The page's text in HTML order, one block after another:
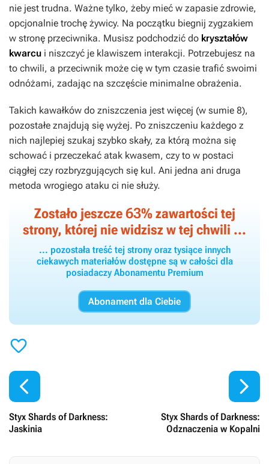
nie jest trudna. Ważne tylko, żeby mieć w zapasie zdrowie,
opcjonalnie trochę żywicy. Na początku biegnij zygzakiem
w stronę przeciwnika. Musisz podchodzić do kryształów
kwarcu i niszczyć je klawiszem interakcji. Potrzebujesz na
to chwili, a przeciwnik może cię w tym czasie trafić swoimi
odnóżami, zadając na szczęście minimalne obrażenia.
Takich kawałków do zniszczenia jest więcej (w sumie 8),
pozostałe znajdują się wyżej. Po zniszczeniu każdego z
nich najlepiej szukaj szybko skały, za którą można się
schować i przeczekać atak kwasem, czy to w postaci
ciągłej czy rozbryzgujących się kul. Ani jedna ani druga
metoda wrogiego ataku ci nie służy.
Zostało jeszcze63% zawartości tej
strony, której nie widzisz w tej chwili ...
... pozostała treść tej strony oraz tysiące innych
ciekawych materiałów dostępne są w całości dla
posiadaczy Abonamentu Premium
Abonament dla Ciebie


Styx Shards of Darkness:
Jaskinia
Styx Shards of Darkness:
Odznaczenia w Kopalni
